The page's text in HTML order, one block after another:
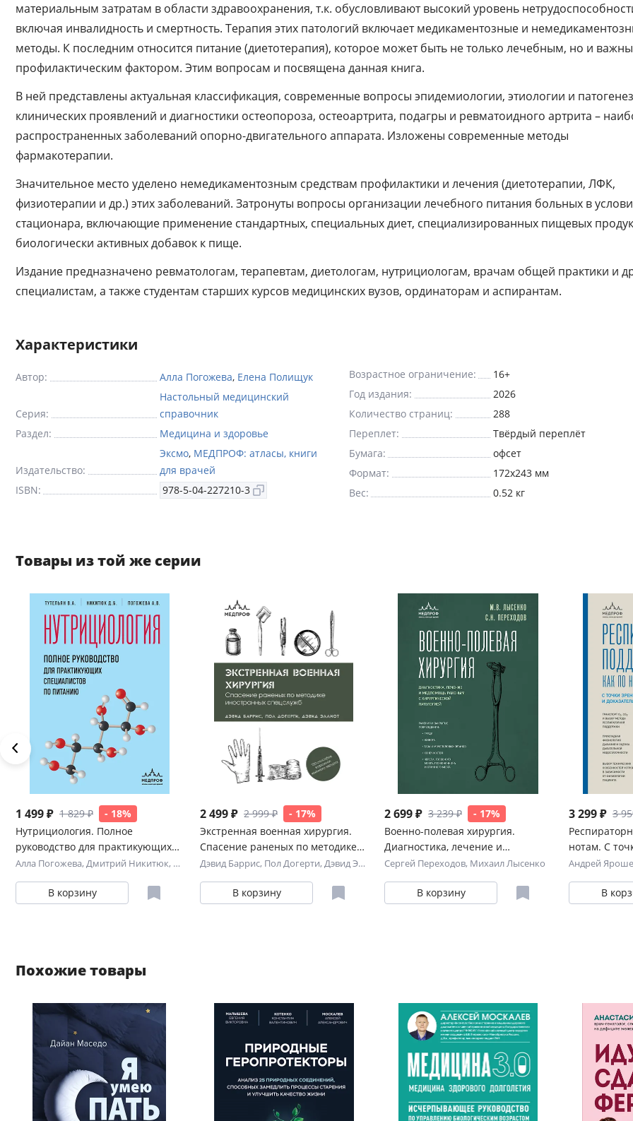
материальным затратам в области здравоохранения, т.к. обусловливают высокий уровень
включая инвалидность и смертность. Терапия этих патологий включает медикаментозные и
методы. К последним относится питание (диетотерапия), которое может быть не только лечебным, но и
профилактическим фактором. Этим вопросам и посвящена данная книга.
В ней представлены актуальная классификация, современные вопросы эпидемиологии, этиологии и
клинических проявлений и диагностики остеопороза, остеоартрита, подагры и ревматоидного артрита –
распространенных заболеваний опорно-двигательного аппарата. Изложены современные методы
фармакотерапии.
Значительное место уделено немедикаментозным средствам профилактики и лечения (диетотерапии, ЛФК,
физиотерапии и др.) этих заболеваний. Затронуты вопросы организации лечебного питания больных в
стационара, включающие применение стандартных, специальных диет, специализированных пищевых
биологически активных добавок к пище.
Издание предназначено ревматологам, терапевтам, диетологам, нутрициологам, врачам общей практики и
специалистам, а также студентам старших курсов медицинских вузов, ординаторам и аспирантам.
Характеристики
Автор: Алла Погожева, Елена Полищук
Серия:
Настольный медицинский
справочник
Раздел:
Медицина и здоровье
Издательство:
Эксмо, МЕДПРОФ: атласы, книги
для врачей
ISBN:
978-5-04-227210-3
Возрастное ограничение:
16+
Год издания:
2026
Количество страниц:
288
Переплет:
Твёрдый переплёт
Бумага:
офсет
Формат:
172x243 мм
Вес:
0.52 кг
Товары из той же серии
1 499 ₽ 1 829 ₽
- 18%
Нутрициология. Полное
руководство для практикующих
специалистов по питанию.
Алла Погожева,Дмитрий Никитюк, Виктор Тутельян
В корзину
2 499 ₽ 2 999 ₽
- 17%
Экстренная военная хирургия.
Спасение раненых по методике
иностранных спецслужб
Дэвид Баррис, Пол Догерти,Дэвид Эллиот
В корзину
2 699 ₽ 3 239 ₽
- 17%
Военно-полевая хирургия.
Диагностика, лечение и
медпомощь раненым с
Сергей Переходов, Михаил Лысенко
В корзину
3 299 ₽ 3
нотам. С
физиологии
Андрей
В
Похожие товары